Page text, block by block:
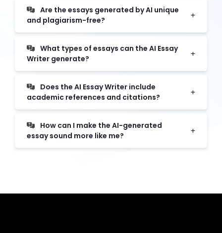
Are the essays generated by AI unique
and plagiarism-free?
What types of essays can the AI Essay
Writer generate?
Does the AI Essay Writer include
academic references and citations?
How can I make the AI-generated
essay sound more like me?